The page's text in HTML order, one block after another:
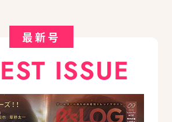
最新号
ISSUE